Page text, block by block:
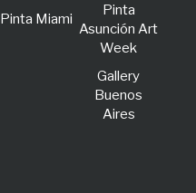
Pinta Miami
Pinta
Asunción Art
Week
Gallery
Buenos
Aires